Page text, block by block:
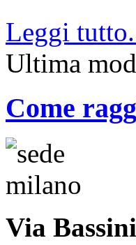
Leggi
Ultima
Come
Via